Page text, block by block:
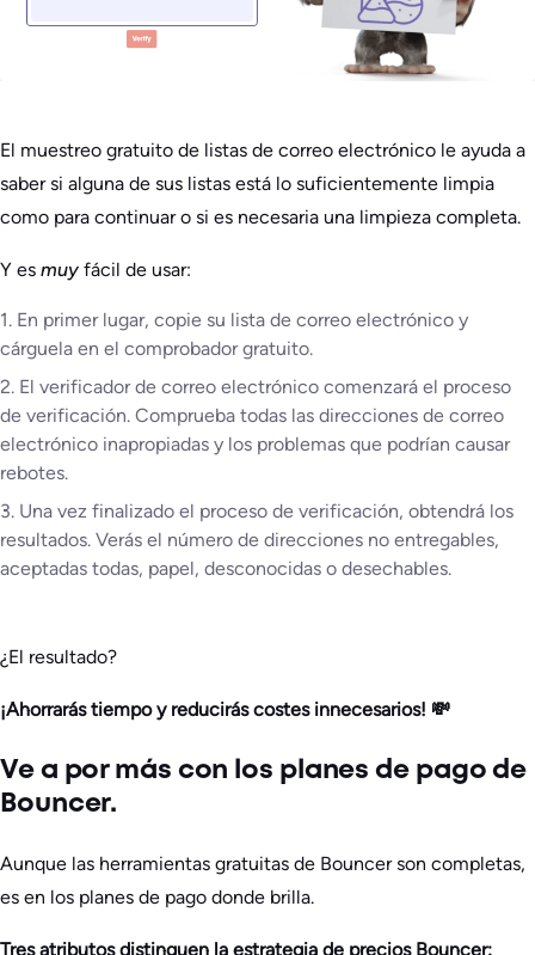
El muestreo gratuito de listas de correo electrónico le ayuda a
saber si alguna de sus listas está lo suficientemente limpia
como para continuar o si es necesaria una limpieza completa.
Y es muy fácil de usar:
1. En primer lugar, copie su lista de correo electrónico y
cárguela en el comprobador gratuito.
2. El verificador de correo electrónico comenzará el proceso
de verificación. Comprueba todas las direcciones de correo
electrónico inapropiadas y los problemas que podrían causar
rebotes.
3. Una vez finalizado el proceso de verificación, obtendrá los
resultados. Verás el número de direcciones no entregables,
aceptadas todas, papel, desconocidas o desechables.
¿El resultado?
¡Ahorrarás tiempo y reducirás costes innecesarios! 💸
Ve a por más con los planes de pago de
Bouncer.
Aunque las herramientas gratuitas de Bouncer son completas,
es en los planes de pago donde brilla.
Tres atributos distinguen la estrategia de precios Bouncer: